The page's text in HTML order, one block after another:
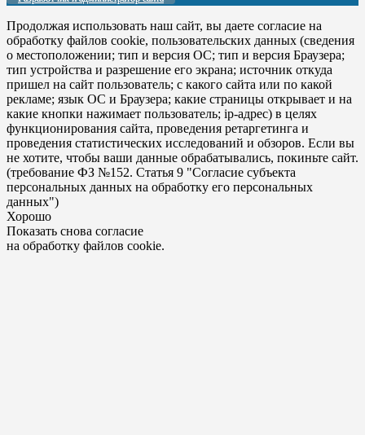
Продолжая использовать наш сайт, вы даете согласие на
обработку файлов cookie, пользовательских данных (сведения
о местоположении; тип и версия ОС; тип и версия Браузера;
тип устройства и разрешение его экрана; источник откуда
пришел на сайт пользователь; с какого сайта или по какой
рекламе; язык ОС и Браузера; какие страницы открывает и на
какие кнопки нажимает пользователь; ip-адрес) в целях
функционирования сайта, проведения ретаргетинга и
проведения статистических исследований и обзоров. Если вы
не хотите, чтобы ваши данные обрабатывались, покиньте сайт.
(требование ФЗ №152. Статья 9 "Согласие субъекта
персональных данных на обработку его персональных
данных")
Хорошо
Показать снова согласие
на обработку файлов cookie.